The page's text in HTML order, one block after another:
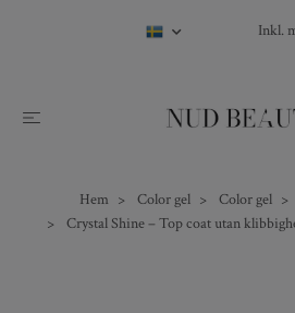
Inkl.
Hem Color gel Color gel
Crystal Shine – Top coat utan